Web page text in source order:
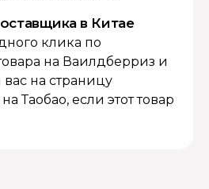
в Китае
клика по
на Ваилдберриз и
на страницу
Таобао, если этот товар